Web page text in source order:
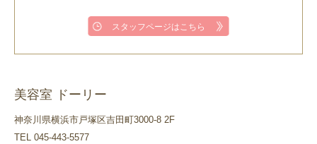
スタッフページはこちら
美容室 ドーリー
神奈川県横浜市戸塚区吉田町3000-8 2F
TEL 045-443-5577